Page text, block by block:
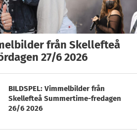
från Skellefteå
27/6 2026
BILDSPEL: Vimmelbilder från
Skellefteå Summertime-fredagen
26/6 2026